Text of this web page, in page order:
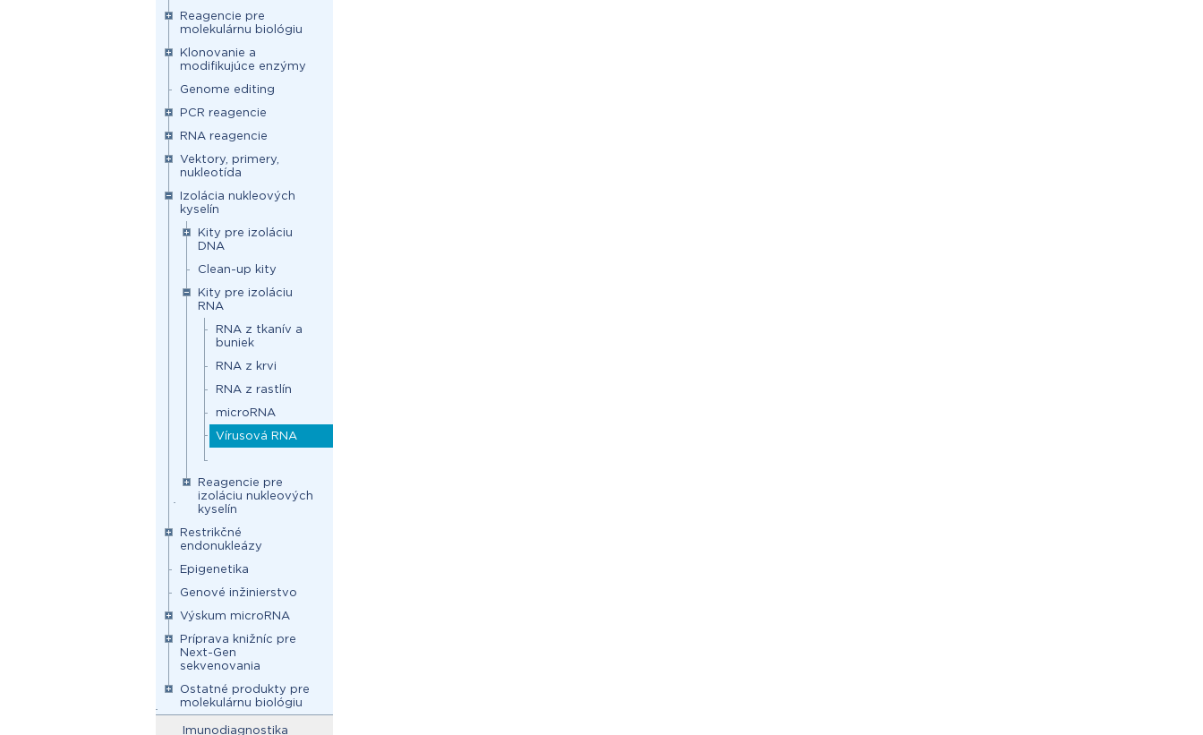
Reagencie pre
molekulárnu biológiu
Klonovanie a
modifikujúce enzýmy
Genome editing
PCR reagencie
RNA reagencie
Vektory, primery,
nukleotída
Izolácia nukleových
kyselín
Kity pre izoláciu
DNA
Clean-up kity
Kity pre izoláciu
RNA
RNA z tkanív a
buniek
RNA z krvi
RNA z rastlín
microRNA
Vírusová RNA
Reagencie pre
izoláciu nukleových
kyselín
Restrikčné
endonukleázy
Epigenetika
Genové inžinierstvo
Výskum microRNA
Príprava knižníc pre
Next-Gen
sekvenovania
Ostatné produkty pre
molekulárnu biológiu
Imunodiagnostika